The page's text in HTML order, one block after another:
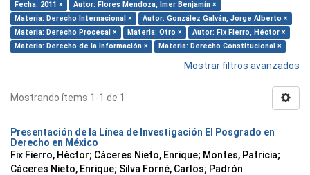
Fecha: 2011 ×
Autor: Flores Mendoza, Imer Benjamín ×
Materia: Derecho Internacional ×
Autor: González Galván, Jorge Alberto ×
Materia: Derecho Procesal ×
Materia: Otro ×
Autor: Fix Fierro, Héctor ×
Materia: Derecho de la Información ×
Materia: Derecho Constitucional ×
Mostrar filtros avanzados
Mostrando ítems 1-1 de 1
Presentación de la Línea de Investigación El Posgrado en
Derecho en México
Fix Fierro, Héctor; Cáceres Nieto, Enrique; Montes, Patricia;
Cáceres Nieto, Enrique; Silva Forné, Carlos; Padrón